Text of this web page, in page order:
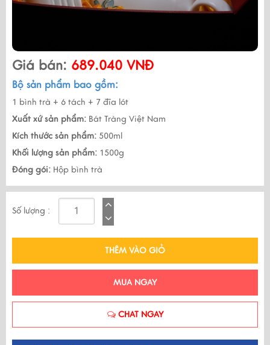
Giá bán: 689.040 VNĐ
Bộ sản phẩm bao gồm:
1 bình trà + 6 tách + 7 đĩa lót
Xuất xứ sản phẩm: Bát Tràng Việt Nam
Kích thước sản phẩm: 500ml
Khối lượng sản phẩm: 1500g
Đóng gói: Hộp bình trà
Số lượng :
THÊM VÀO GIỎ
MUA NGAY
CHAT NGAY